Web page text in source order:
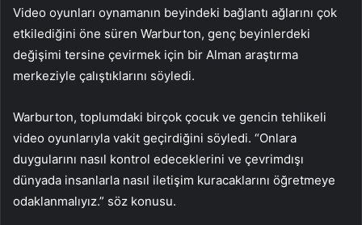
Video oyunları oynamanın beyindeki bağlantı ağlarını çok
etkilediğini öne süren Warburton, genç beyinlerdeki
değişimi tersine çevirmek için bir Alman araştırma
merkeziyle çalıştıklarını söyledi.
Warburton, toplumdaki birçok çocuk ve gencin tehlikeli
video oyunlarıyla vakit geçirdiğini söyledi. “Onlara
duygularını nasıl kontrol edeceklerini ve çevrimdışı
dünyada insanlarla nasıl iletişim kuracaklarını öğretmeye
odaklanmalıyız.” söz konusu.